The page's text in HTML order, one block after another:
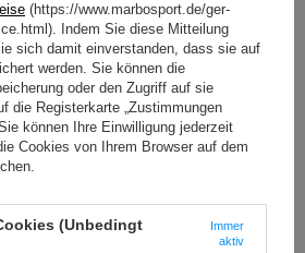
(https://www.marbosport.de/ger-
Indem Sie diese Mitteilung
sich damit einverstanden, dass sie auf
werden. Sie können die
oder den Zugriff auf sie
die Registerkarte „Zustimmungen
können Ihre Einwilligung jederzeit
Cookies von Ihrem Browser auf dem
(Unbedingt
Immer
aktiv